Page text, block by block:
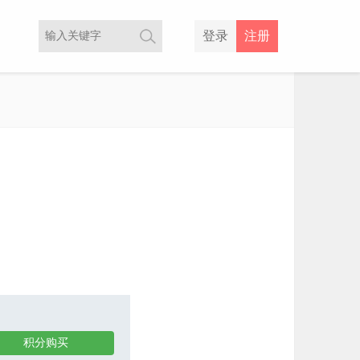
注册
登录
积分购买